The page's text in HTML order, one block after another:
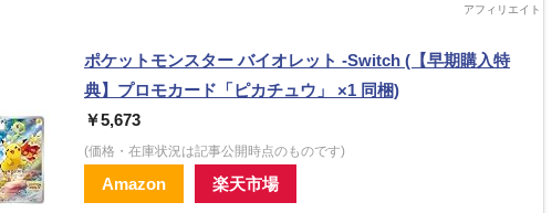
ポケットモンスター バイオレット -Switch (【早期購入特
典】プロモカード「ピカチュウ」 ×1 同梱)
￥5,673
(価格・在庫状況は記事公開時点のものです)
Amazon 楽天市場